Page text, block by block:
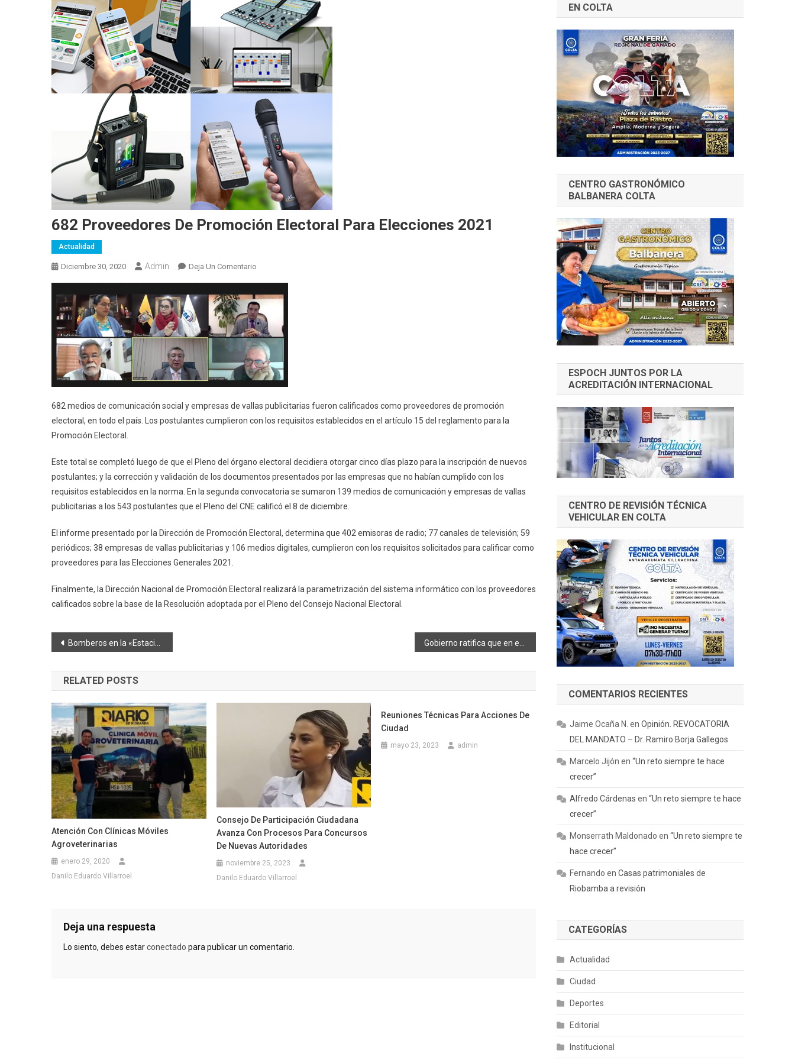
682 Proveedores De Promoción Electoral Para Elecciones 2021
Actualidad
Diciembre 30, 2020 Admin Deja Un Comentario
Proveedores
De
Promoción
Electoral
Para
Elecciones
2021
682 medios de comunicación social y empresas de vallas publicitarias fueron calificados como proveedores de promoción
electoral, en todo el país. Los postulantes cumplieron con los requisitos establecidos en el artículo 15 del reglamento para la
Promoción Electoral.
Este total se completó luego de que el Pleno del órgano electoral decidiera otorgar cinco días plazo para la inscripción de nuevos
postulantes; y la corrección y validación de los documentos presentados por las empresas que no habían cumplido con los
requisitos establecidos en la norma. En la segunda convocatoria se sumaron 139 medios de comunicación y empresas de vallas
publicitarias a los 543 postulantes que el Pleno del CNE calificó el 8 de diciembre.
El informe presentado por la Dirección de Promoción Electoral, determina que 402 emisoras de radio; 77 canales de televisión; 59
periódicos; 38 empresas de vallas publicitarias y 106 medios digitales, cumplieron con los requisitos solicitados para calificar como
proveedores para las Elecciones Generales 2021.
Finalmente, la Dirección Nacional de Promoción Electoral realizará la parametrización del sistema informático con los proveedores
calificados sobre la base de la Resolución adoptada por el Pleno del Consejo Nacional Electoral.
Navegación
de
entradas
Bomberos en la «Estación del Tren»
RELATED POSTS
Atención Con Clínicas Móviles
Agroveterinarias
enero 29, 2020
Danilo Eduardo Villarroel
Consejo De Participación Ciudadana
Avanza Con Procesos Para Concursos
De Nuevas Autoridades
noviembre 25, 2023
Danilo Eduardo Villarroel
Reuniones Técnicas Para Acciones De
Ciudad
mayo 23, 2023 admin
Deja una respuesta
Lo siento, debes estarconectado para publicar un comentario.
EN COLTA
CENTRO GASTRONÓMICO
BALBANERA COLTA
ESPOCH JUNTOS POR LA
ACREDITACIÓN INTERNACIONAL
CENTRO DE REVISIÓN TÉCNICA
VEHICULAR EN COLTA
COMENTARIOS RECIENTES
Jaime Ocaña N. enOpinión. REVOCATORIA
DEL MANDATO – Dr. Ramiro Borja Gallegos
Marcelo Jijón en“Un reto siempre te hace
crecer”
Alfredo Cárdenas en“Un reto siempre te hace
crecer”
Monserrath Maldonado en“Un reto siempre te
hace crecer”
Fernando enCasas patrimoniales de
Riobamba a revisión
CATEGORÍAS
Actualidad
Ciudad
Deportes
Editorial
Institucional